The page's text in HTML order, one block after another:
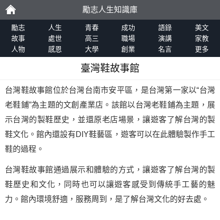
勵
志
勵志人生知識庫
勵志 人生 青春 成功 語錄
美文
故事
處世 高三 職場 演講
家教
人物
感恩 大學 創業 名言 更多
臺灣鞋故事館
台灣鞋故事館位於台灣台南市安平區，是台灣第一家以“台灣
老鞋鋪”為主題的文創產業店。該館以台灣老鞋鋪為主題，展
示台灣的製鞋歷史，並還原老店場景，讓遊客了解台灣的製
鞋文化。館內還設有DIY鞋藝區，遊客可以在此體驗製作手工
鞋的過程。
台灣鞋故事館通過展示和體驗的方式，讓遊客了解台灣的製
鞋歷史和文化，同時也可以讓遊客感受到傳統手工藝的魅
力。館內環境舒適，服務周到，是了解台灣文化的好去處。